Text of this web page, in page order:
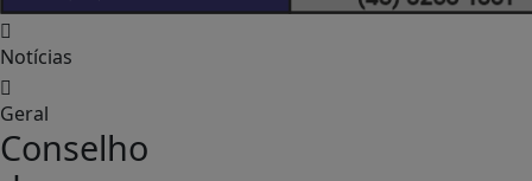
Notícias
Geral
Conselho